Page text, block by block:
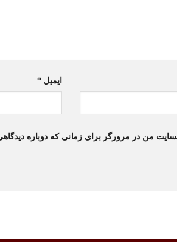
ایمیل*
من در مرورگر برای زمانی که دوباره